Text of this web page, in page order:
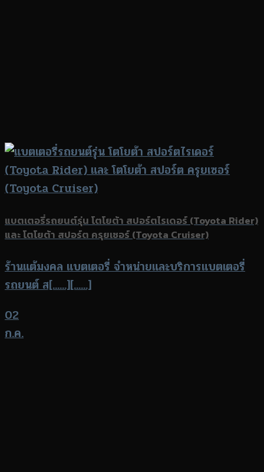
แบตเตอรี่รถยนต์รุ่น โตโยต้า สปอร์ตไรเดอร์ (Toyota Rider)
และ โตโยต้า สปอร์ต ครุยเซอร์ (Toyota Cruiser)
ร้านแต้มงคล แบตเตอรี่ จำหน่ายและบริการแบตเตอรี่
รถยนต์ ส[......][......]
02
ก.ค.